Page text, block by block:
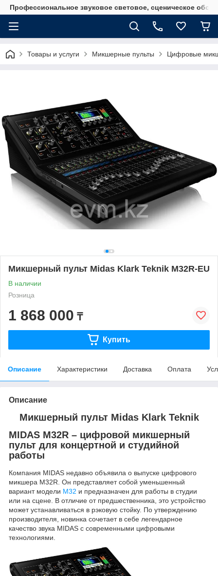
Профессиональное звуковое световое, сценическое
Товары и услуги Микшерные пульты Цифровые
Микшерный пульт Midas Klark Teknik M32R-EU
В наличии
Розница
1 868 000 ₸
Купить
Описание Характеристики Доставка Оплата
Описание
Микшерный пульт Midas Klark Teknik
MIDAS M32R – цифровой микшерный
пульт для концертной и студийной
работы
Компания MIDAS недавно объявила о выпуске цифрового
микшера M32R. Он представляет собой уменьшенный
вариант модели M32 и предназначен для работы в студии
или на сцене. В отличие от предшественника, это устройство
может устанавливаться в рэковую стойку. По утверждению
производителя, новинка сочетает в себе легендарное
качество звука MIDAS с современными цифровыми
технологиями.